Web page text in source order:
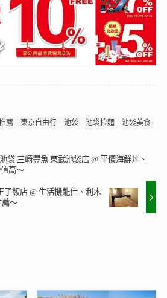
薦 東京自由行 池袋 池袋拉麵 池袋美食
袋 三崎豐魚 東武池袋店 @ 平價海鮮丼、
高～
子飯店 @ 生活機能佳、利木
薦～